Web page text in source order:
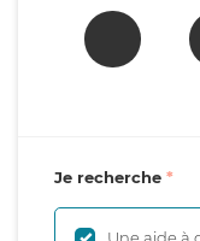
Je recherche